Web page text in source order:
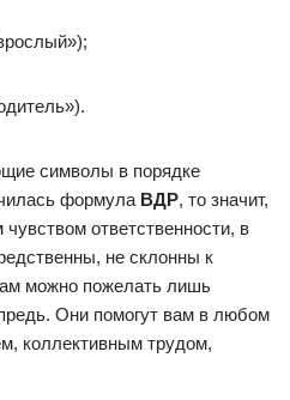
символы в порядке
формула ВДР, то значит,
ответственности, в
не склонны к
можно пожелать лишь
Они помогут вам в любом
коллективным трудом,